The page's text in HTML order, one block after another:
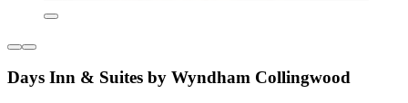
Days Inn & Suites by Wyndham Collingwood